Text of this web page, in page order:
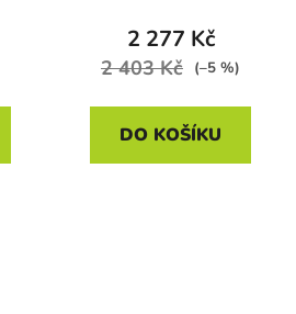
2 277 Kč
2 403 Kč (–5 %)
DO KOŠÍKU